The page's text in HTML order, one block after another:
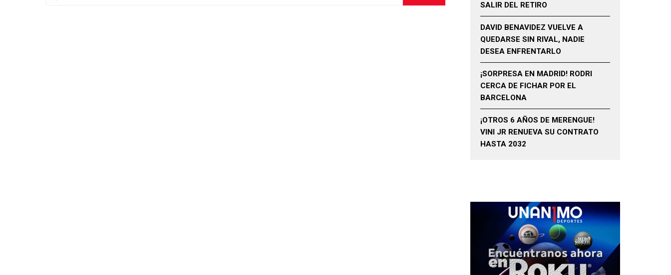
SALIR DEL RETIRO
DAVID BENAVIDEZ VUELVE A
QUEDARSE SIN RIVAL, NADIE
DESEA ENFRENTARLO
¡SORPRESA EN MADRID! RODRI
CERCA DE FICHAR POR EL
BARCELONA
¡OTROS 6 AÑOS DE MERENGUE!
VINI JR RENUEVA SU CONTRATO
HASTA 2032